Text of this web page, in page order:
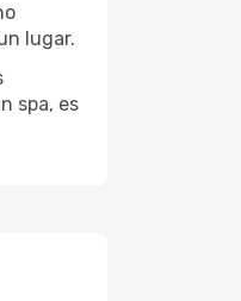
lugar.
spa, es